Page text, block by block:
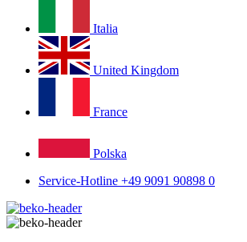
Italia
United Kingdom
France
Polska
Service-Hotline +49 9091 90898 0